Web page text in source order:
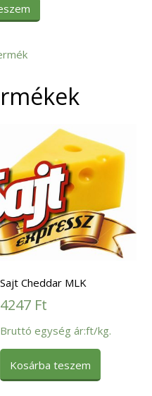
Sajt Cheddar MLK
4247 Ft
Bruttó egység ár:ft/kg.
Kosárba teszem